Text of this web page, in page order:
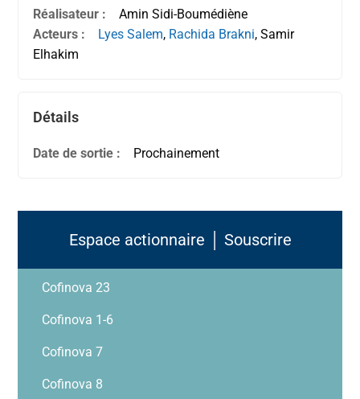
Réalisateur :
Amin Sidi-Boumédiène
Acteurs :
Lyes Salem, Rachida Brakni, Samir
Elhakim
Détails
Date de sortie : Prochainement
Espace actionnaire │ Souscrire
Cofinova 23
Cofinova 1-6
Cofinova 7
Cofinova 8